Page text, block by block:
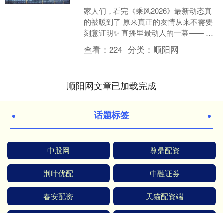
家人们，看完《乘风2026》最新动态真
的被暖到了 原来真正的友情从来不需要
刻意证明✨ 直播里最动人的一幕—— 谢
娜对李小冉脱口而出：“在长沙就住我
家！” 一句话....
查看：224 分类： 顺阳网
顺阳网文章已加载完成
话题标签
中股网 尊鼎配资
荆叶优配 中融证券
春安配资 天猫配资端